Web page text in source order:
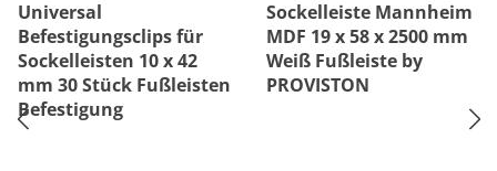
Universal
Befestigungsclips für
Sockelleisten 10 x 42
mm 30 Stück Fußleisten
Befestigung
Sockelleiste Mannheim
MDF 19 x 58 x 2500 mm
Weiß Fußleiste by
PROVISTON